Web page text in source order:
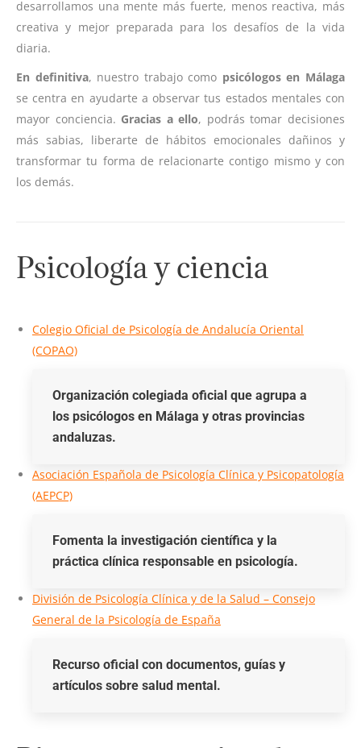
desarrollamos una mente más fuerte, menos reactiva, más
creativa y mejor preparada para los desafíos de la vida
diaria.
En definitiva, nuestro trabajo como psicólogos en Málaga
se centra en ayudarte a observar tus estados mentales con
mayor conciencia. Gracias a ello, podrás tomar decisiones
más sabias, liberarte de hábitos emocionales dañinos y
transformar tu forma de relacionarte contigo mismo y con
los demás.
Psicología y ciencia
Colegio Oficial de Psicología de Andalucía Oriental
(COPAO)
Organización colegiada oficial que agrupa a
los psicólogos en Málaga y otras provincias
andaluzas.
Asociación Española de Psicología Clínica y Psicopatología
(AEPCP)
Fomenta la investigación científica y la
práctica clínica responsable en psicología.
División de Psicología Clínica y de la Salud – Consejo
General de la Psicología de España
Recurso oficial con documentos, guías y
artículos sobre salud mental.